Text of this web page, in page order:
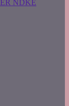
NDKE